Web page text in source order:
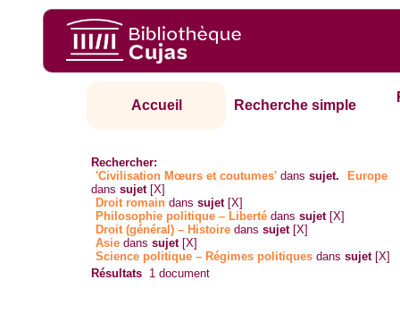
Accueil Recherche simple
Rechercher:
'Civilisation Mœurs et coutumes' danssujet.
Europe
danssujet [X]
Droit romain danssujet [X]
Philosophie politique – Liberté danssujet [X]
Droit (général) – Histoire danssujet [X]
Asie danssujet [X]
Science politique – Régimes politiques danssujet [X]
Résultats 1 document